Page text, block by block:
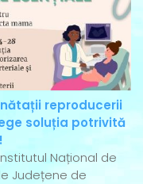
reproducerii
soluția potrivită
Național de
Județene de